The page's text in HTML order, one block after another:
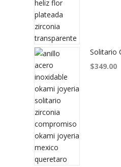
Solitario
$349.00